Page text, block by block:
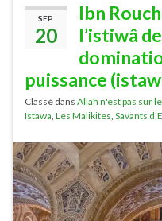
SEP
20
Ibn
l’istiwâ
puissance
Classé dans Allah n'est pas sur
Istawa Les Malikites Savants